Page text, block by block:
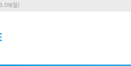
일)